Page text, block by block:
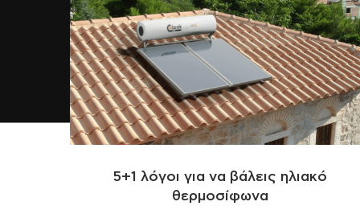
5+1 λόγοι για να βάλεις ηλιακό
θερμοσίφωνα